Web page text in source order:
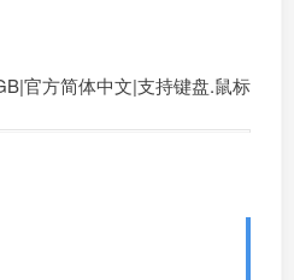
官方简体中文|支持键盘.鼠标